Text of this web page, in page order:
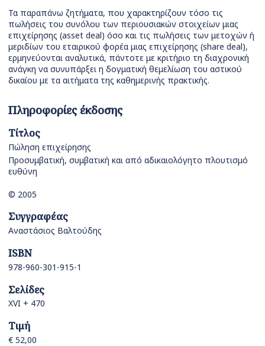
Τα παραπάνω ζητήματα, που χαρακτηρίζουν τόσο τις
πωλήσεις του συνόλου των περιουσιακών στοιχείων μιας
επιχείρησης (asset deal) όσο και τις πωλήσεις των μετοχών ή
μεριδίων του εταιρικού φορέα μιας επιχείρησης (share deal),
ερμηνεύονται αναλυτικά, πάντοτε με κριτήριο τη διαχρονική
ανάγκη να συνυπάρξει η δογματική θεμελίωση του αστικού
δικαίου με τα αιτήματα της καθημερινής πρακτικής.
Πληροφορίες έκδοσης
Τίτλος
Πώληση επιχείρησης
Προσυμβατική, συμβατική και από αδικαιολόγητο πλουτισμό
ευθύνη
© 2005
Συγγραφέας
Αναστάσιος Βαλτούδης
ISBN
978-960-301-915-1
Σελίδες
XVI + 470
Τιμή
€ 52,00